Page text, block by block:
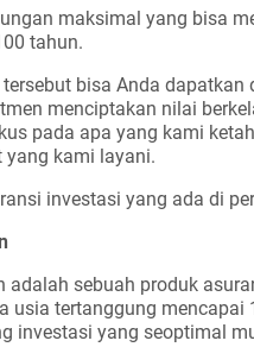
maksimal yang bisa
tahun.
bisa Anda
menciptakan nilai
pada apa yang kami
yang kami layani.
investasi yang ada di
adalah sebuah produk
usia tertanggung mencapai
investasi yang seoptimal